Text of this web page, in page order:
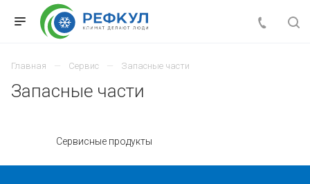
Главная Сервис Запасные части
Запасные части
Сервисные продукты